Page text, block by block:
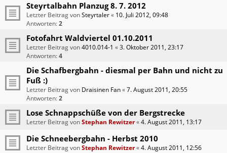
Steyrtalbahn Planzug 8. 7. 2012
Letzter Beitrag vonSteyrtaler« 10. Juli 2012, 09:48
Antworten:2
Fotofahrt Waldviertel 01.10.2011
Letzter Beitrag von4010.014-1 «3. Oktober 2011, 23:17
Antworten:4
Die Schafbergbahn - diesmal per Bahn und nicht zu
Fuß :)
Letzter Beitrag von Draisinen Fan«7. August 2011, 20:55
Antworten:2
Lose Schnappschüße von der Bergstrecke
Letzter Beitrag vonStephan Rewitzer«4. August 2011, 13:17
Die Schneebergbahn - Herbst 2010
Letzter Beitrag vonStephan Rewitzer«4. August 2011, 12:56